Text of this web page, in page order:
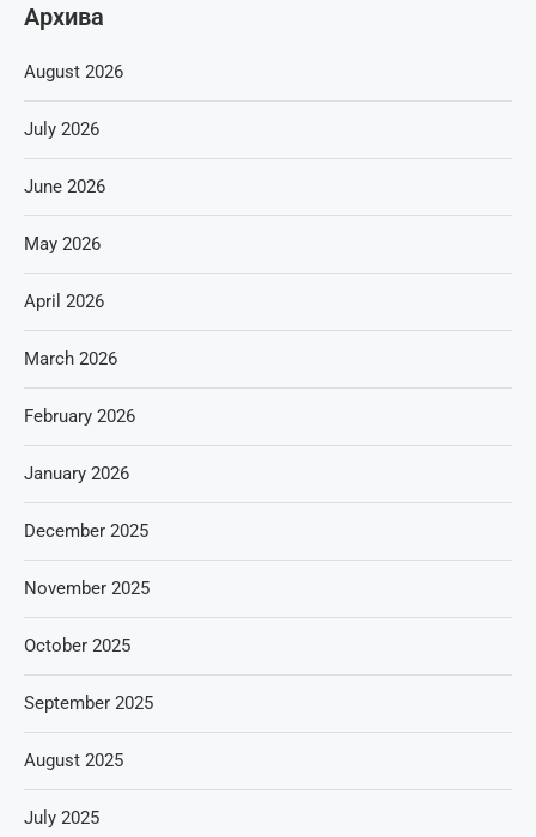
Архива
August 2026
July 2026
June 2026
May 2026
April 2026
March 2026
February 2026
January 2026
December 2025
November 2025
October 2025
September 2025
August 2025
July 2025